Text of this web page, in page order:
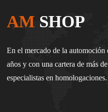
AM SHOP
En el mercado de la automoción
años y con una cartera de más
especialistas en homologaciones.